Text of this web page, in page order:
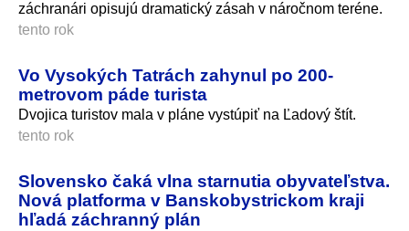
záchranári opisujú dramatický zásah v náročnom teréne.
tento rok
Vo Vysokých Tatrách zahynul po 200-
metrovom páde turista
Dvojica turistov mala v pláne vystúpiť na Ľadový štít.
tento rok
Slovensko čaká vlna starnutia obyvateľstva.
Nová platforma v Banskobystrickom kraji
hľadá záchranný plán